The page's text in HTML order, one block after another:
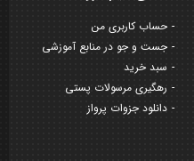
حساب کاربری من
جست و جو در منابع آموزشی
سبد خرید
رهگیری مرسولات پستی
دانلود جزوات پرواز